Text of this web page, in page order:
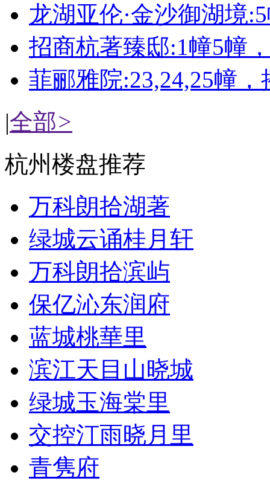
龙湖亚伦·金沙御湖境
招商杭著臻邸:1幢5幢
菲郦雅院:23,24,25幢，
|全部>
杭州楼盘推荐
万科朗拾湖著
绿城云诵桂月轩
万科朗拾滨屿
保亿沁东润府
蓝城桃華里
滨江天目山晓城
绿城玉海棠里
交控汀雨晓月里
青隽府